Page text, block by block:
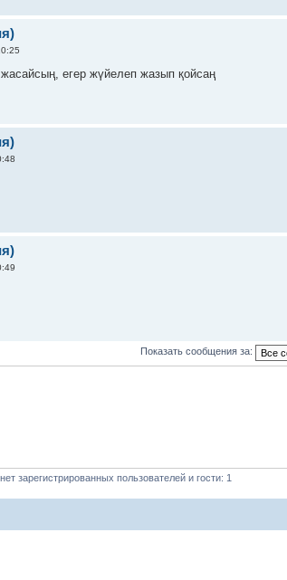
егер жүйелеп жазып қойсаң
Показать сообщения за:
зарегистрированных пользователей и гости: 1